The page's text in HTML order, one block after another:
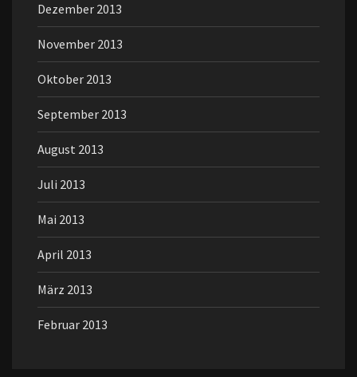
Dezember 2013
November 2013
Oktober 2013
September 2013
August 2013
Juli 2013
Mai 2013
April 2013
März 2013
Februar 2013